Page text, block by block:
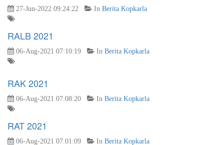
27-Jun-2022 09:24:22 In Berita Kopkarla
RALB 2021
06-Aug-2021 07:10:19 In Berita Kopkarla
RAK 2021
06-Aug-2021 07:08:20 In Berita Kopkarla
RAT 2021
06-Aug-2021 07:01:09 In Berita Kopkarla